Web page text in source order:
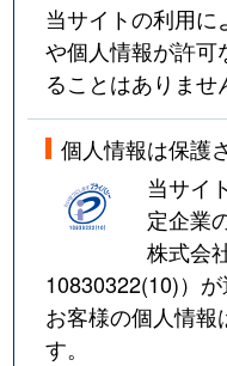
当サイトの利用
や個人情報が許
ることはありませ
個人情報は保護
当サイ
定企業
株式会
10830322(10)）
お客様の個人情報
す。